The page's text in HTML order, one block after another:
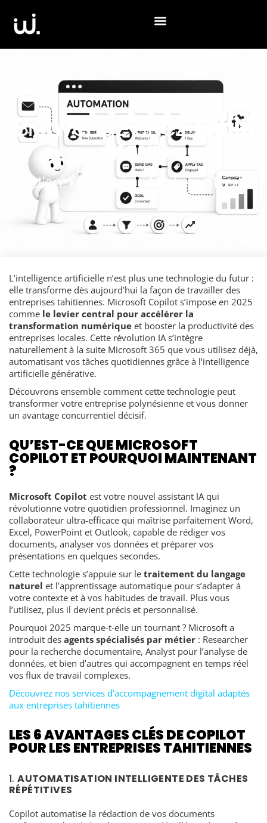
Bienvenue chezTahiti
Kiwi
Section :Kiwi-Pédia- Marketing Digital
L’intelligence artificielle n’est plus une technologie du futur :
elle transforme dès aujourd’hui la façon de travailler des
entreprises tahitiennes. Microsoft Copilot s’impose en 2025
comme le levier central pour accélérer la
transformation numérique et booster la productivité des
entreprises locales. Cette révolution IA s’intègre
naturellement à la suite Microsoft 365 que vous utilisez déjà,
automatisant vos tâches quotidiennes grâce à l’intelligence
artificielle générative.
Découvrons ensemble comment cette technologie peut
transformer votre entreprise polynésienne et vous donner
un avantage concurrentiel décisif.
QU’EST-CE QUE MICROSOFT
COPILOT ET POURQUOI MAINTENANT
?
Microsoft Copilot est votre nouvel assistant IA qui
révolutionne votre quotidien professionnel. Imaginez un
collaborateur ultra-efficace qui maîtrise parfaitement Word,
Excel, PowerPoint et Outlook, capable de rédiger vos
documents, analyser vos données et préparer vos
présentations en quelques secondes.
Cette technologie s’appuie sur le traitement du langage
naturel et l’apprentissage automatique pour s’adapter à
votre contexte et à vos habitudes de travail. Plus vous
l’utilisez, plus il devient précis et personnalisé.
Pourquoi 2025 marque-t-elle un tournant ? Microsoft a
introduit des agents spécialisés par métier : Researcher
pour la recherche documentaire, Analyst pour l’analyse de
données, et bien d’autres qui accompagnent en temps réel
vos flux de travail complexes.
Découvrez nos services d’accompagnement digital adaptés
aux entreprises tahitiennes
LES 6 AVANTAGES CLÉS DE COPILOT
POUR LES ENTREPRISES TAHITIENNES
1.AUTOMATISATION INTELLIGENTE DES TÂCHES
RÉPÉTITIVES
Copilot automatise la rédaction de vos documents